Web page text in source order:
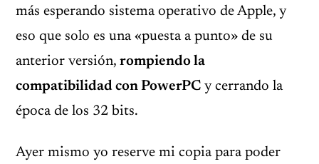
más esperando sistema operativo de Apple, y
eso que solo es una «puesta a punto» de su
anterior versión, rompiendo la
compatibilidad con PowerPC y cerrando la
época de los 32 bits.
Ayer mismo yo reserve mi copia para poder